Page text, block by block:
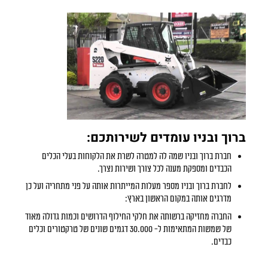
ברוך ובניו עומדים לשירותכם:
חברת ברוך ובניו שמה לה למטרה לשרת את הלקוחות בעלי הכלים
הכבדים ומספקת מענה לכל צורך ושירות נצרך.
לחברת ברוך ובניו מספר מעלות המייתרות אותה על פני מתחריה ועל כן
מדרגים אותה במקום הראשון בארץ:
החברה מחזיקה ברשותה את חלקי החילוף הדרושים וכמות גדולה מאוד
של שמשות המתאימות ל- 30.000 דגמים שונים של טרקטורים וכלים
כבדים.